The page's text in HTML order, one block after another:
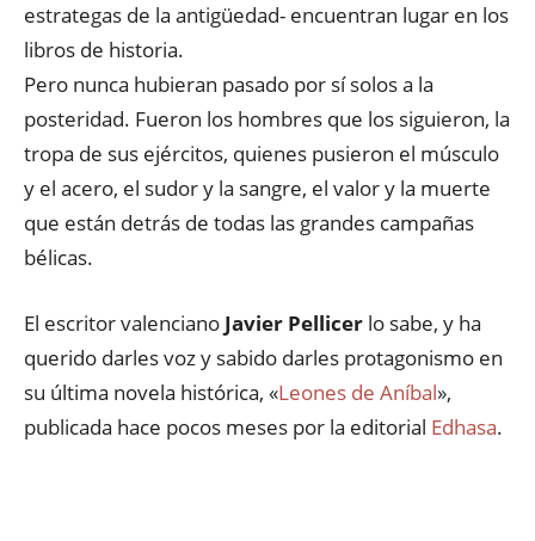
estrategas de la antigüedad- encuentran lugar en los
libros de historia.
Pero nunca hubieran pasado por sí solos a la
posteridad. Fueron los hombres que los siguieron, la
tropa de sus ejércitos, quienes pusieron el músculo
y el acero, el sudor y la sangre, el valor y la muerte
que están detrás de todas las grandes campañas
bélicas.
El escritor valenciano Javier Pellicer lo sabe, y ha
querido darles voz y sabido darles protagonismo en
su última novela histórica, «Leones de Aníbal»,
publicada hace pocos meses por la editorial Edhasa.